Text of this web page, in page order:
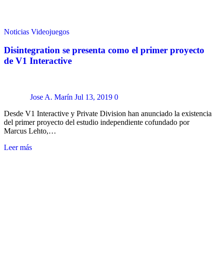
Noticias Videojuegos
Disintegration se presenta como el primer proyecto
de V1 Interactive
Jose A. Marín Jul 13, 2019 0
Desde V1 Interactive y Private Division han anunciado la existencia
del primer proyecto del estudio independiente cofundado por
Marcus Lehto,…
Leer más